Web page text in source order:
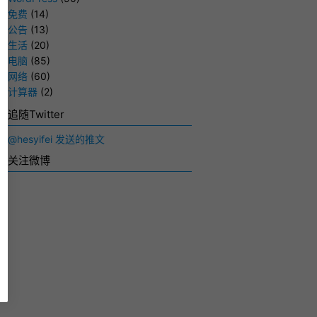
免费 (14)
公告 (13)
生活 (20)
电脑 (85)
网络 (60)
计算器 (2)
追随Twitter
@hesyifei 发送的推文
关注微博